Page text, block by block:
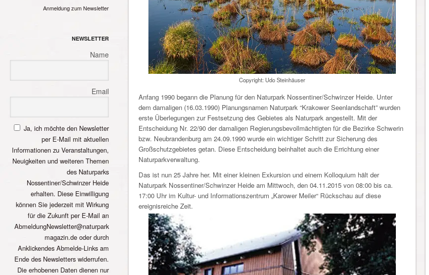
Anmeldung zum Newsletter
NEWSLETTER
Name
Email
Ja, ich möchte den Newsletter
per E-Mail mit aktuellen
Informationen zu Veranstaltungen,
Neuigkeiten und weiteren Themen
des Naturparks
Nossentiner/Schwinzer Heide
erhalten. Diese Einwilligung
können Sie jederzeit mit Wirkung
für die Zukunft per E-Mail an
AbmeldungNewsletter@naturpark
magazin.de oder durch
Anklickendes Abmelde-Links am
Ende des Newsletters widerrufen.
Die erhobenen Daten dienen nur
Copyright: Udo Steinhäuser
Anfang 1990 begann die Planung für den Naturpark Nossentiner/Schwinzer Heide. Unter
dem damaligen (16.03.1990) Planungsnamen Naturpark “Krakower Seenlandschaft” wurden
erste Überlegungen zur Festsetzung des Gebietes als Naturpark angestellt. Mit der
Entscheidung Nr. 22/90 der damaligen Regierungsbevollmächtigten für die Bezirke Schwerin
bzw. Neubrandenburg am 24.09.1990 wurde ein wichtiger Schritt zur Sicherung des
Großschutzgebietes getan. Diese Entscheidung beinhaltet auch die Errichtung einer
Naturparkverwaltung.
Das ist nun 25 Jahre her. Mit einer kleinen Exkursion und einem Kolloquium hält der
Naturpark Nossentiner/Schwinzer Heide am Mittwoch, den 04.11.2015 von 08:00 bis ca.
17:00 Uhr im Kultur- und Informationszentrum „Karower Meiler“ Rückschau auf diese
ereignisreiche Zeit.